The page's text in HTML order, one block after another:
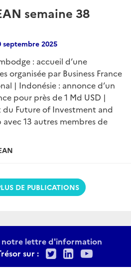
semaine 38
septembre 2025
: accueil d’une
organisée par Business France
| Indonésie : annonce d’un
pour près de 1 Md USD |
du Future of Investment and
avec 13 autres membres de
DE PUBLICATIONS
notre lettre d'information
sur :
TwitterLinkedIn